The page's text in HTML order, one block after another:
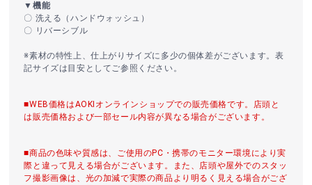
▼機能
〇 洗える（ハンドウォッシュ）
〇 リバーシブル
※素材の特性上、仕上がりサイズに多少の個体差がございます。表
記サイズは目安としてご参照ください。
■WEB価格はAOKIオンラインショップでの販売価格です。店頭と
は販売価格および一部セール内容が異なる場合がございます。
■商品の色味や質感は、ご使用のPC・携帯のモニター環境により実
際と違って見える場合がございます。また、店頭や屋外でのスタッ
フ撮影画像は、光の加減で実際の商品より明るく見える場合がござ